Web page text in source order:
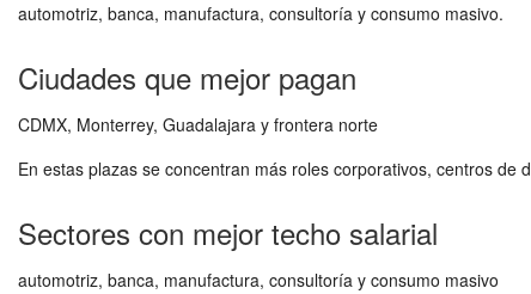
automotriz, banca, manufactura, consultoría y consumo masivo.
Ciudades que mejor pagan
CDMX, Monterrey, Guadalajara y frontera norte
En estas plazas se concentran más roles corporativos, centros
Sectores con mejor techo salarial
automotriz, banca, manufactura, consultoría y consumo masivo